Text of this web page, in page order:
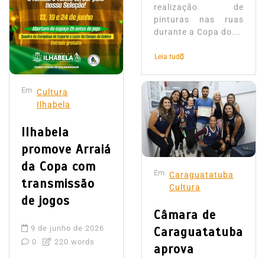
Em Cultura
Ilhabela
Ilhabela
promove Arraiá
da Copa com
transmissão
de jogos
9 de junho de 2026
0
220 words
realização de
pinturas nas ruas
durante a Copa do...
Leia tudo
Em Caraguatatuba
Cultura
Câmara de
Caraguatatuba
aprova